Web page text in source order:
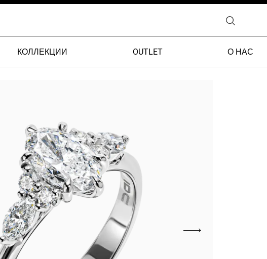
КОЛЛЕКЦИИ OUTLET О НАС